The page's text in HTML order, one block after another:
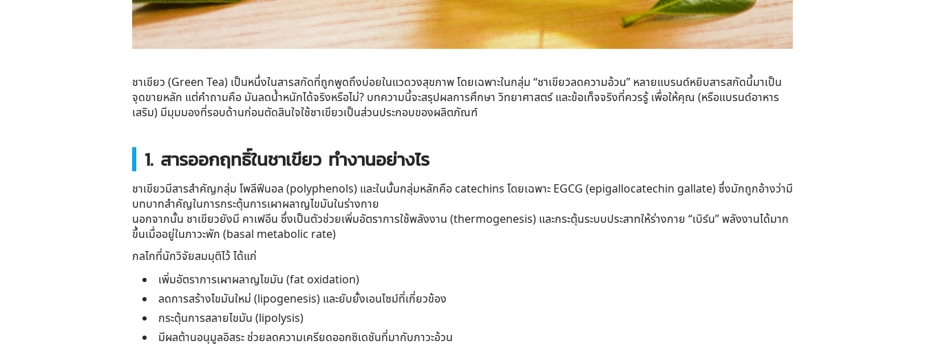
ชาเขียว (Green Tea) เป็นหนึ่งในสารสกัดที่ถูกพูดถึงบ่อยในแวดวงสุขภาพ โดยเฉพาะในกลุ่ม “ชาเขียวลดความอ้วน” หลายแบรนด์หยิบสารสกัดนี้มาเป็น
จุดขายหลัก แต่คำถามคือ มันลดน้ำหนักได้จริงหรือไม่? บทความนี้จะสรุปผลการศึกษา วิทยาศาสตร์ และข้อเท็จจริงที่ควรรู้ เพื่อให้คุณ (หรือแบรนด์อาหาร
เสริม) มีมุมมองที่รอบด้านก่อนตัดสินใจใช้ชาเขียวเป็นส่วนประกอบของผลิตภัณฑ์
1. สารออกฤทธิ์ในชาเขียว ทำงานอย่างไร
ชาเขียวมีสารสำคัญกลุ่ม โพลีฟีนอล (polyphenols) และในนั้นกลุ่มหลักคือ catechins โดยเฉพาะ EGCG (epigallocatechin gallate)ซึ่งมักถูกอ้างว่ามี
บทบาทสำคัญในการกระตุ้นการเผาผลาญไขมันในร่างกาย
นอกจากนั้น ชาเขียวยังมี คาเฟอีน ซึ่งเป็นตัวช่วยเพิ่มอัตราการใช้พลังงาน (thermogenesis) และกระตุ้นระบบประสาทให้ร่างกาย “เบิร์น” พลังงานได้มาก
ขึ้นเมื่ออยู่ในภาวะพัก (basal metabolic rate)
กลไกที่นักวิจัยสมมุติไว้ ได้แก่
เพิ่มอัตราการเผาผลาญไขมัน (fat oxidation)
ลดการสร้างไขมันใหม่ (lipogenesis) และยับยั้งเอนไซม์ที่เกี่ยวข้อง
กระตุ้นการสลายไขมัน (lipolysis)
มีผลต้านอนุมูลอิสระ ช่วยลดความเครียดออกซิเดชันที่มากับภาวะอ้วน